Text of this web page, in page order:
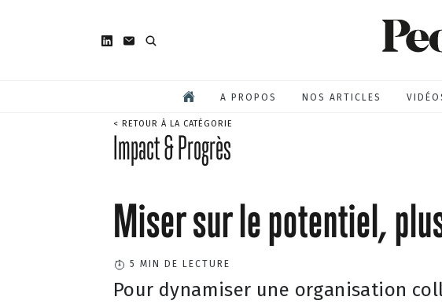
A PROPOS NOS ARTICLES
< RETOUR À LA CATÉGORIE
Impact & Progrès
Miser sur le potentiel,
5 MIN DE LECTURE
Pour dynamiser une organisation